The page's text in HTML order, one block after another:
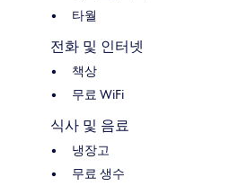
타월
전화 및 인터넷
책상
무료 WiFi
식사 및 음료
냉장고
무료 생수